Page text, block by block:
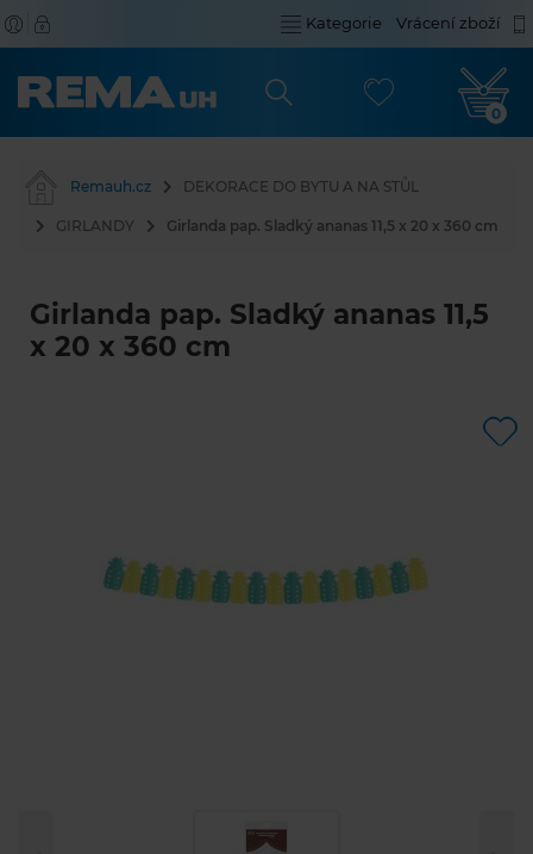
Kategorie Vrácení zboží
0
Remauh.cz DEKORACE DO BYTU A NA STŮL
GIRLANDY Girlanda pap. Sladký ananas 11,5 x 20 x 360 cm
Girlanda pap. Sladký ananas 11,5
x 20 x 360 cm